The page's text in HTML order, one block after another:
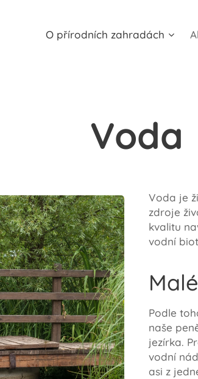
O přírodních zahradách
Voda
Voda je
zdroje
kvalitu
vodní
Podle
naše
jezírka.
vodní
asi z